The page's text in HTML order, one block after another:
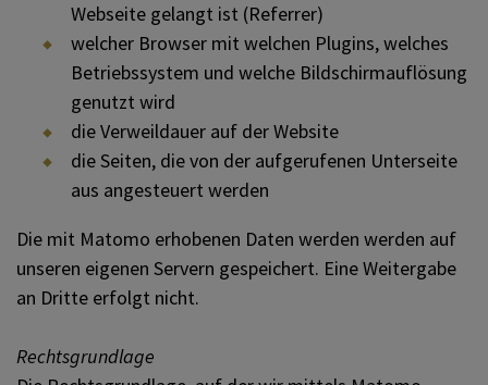
Webseite gelangt ist (Referrer)
welcher Browser mit welchen Plugins, welches
Betriebssystem und welche Bildschirmauflösung
genutzt wird
die Verweildauer auf der Website
die Seiten, die von der aufgerufenen Unterseite
aus angesteuert werden
Die mit Matomo erhobenen Daten werden werden auf
unseren eigenen Servern gespeichert. Eine Weitergabe
an Dritte erfolgt nicht.
Rechtsgrundlage